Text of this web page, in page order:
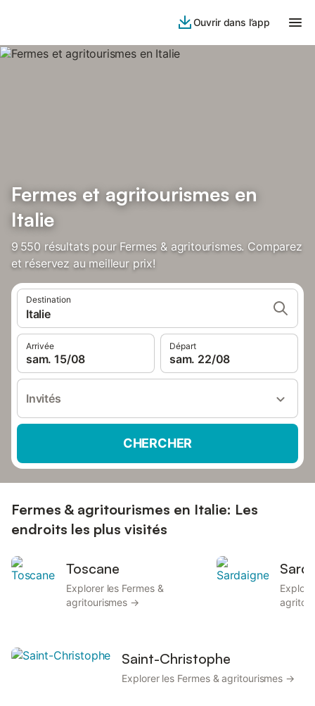
Ouvrir dans l’app
Fermes et agritourismes en
Italie
9 550 résultats pour Fermes & agritourismes. Comparez
et réservez au meilleur prix!
Destination
Italie
Arrivée
sam. 15/08
Départ
sam. 22/08
Invités
CHERCHER
Fermes & agritourismes en Italie: Les
endroits les plus visités
Toscane
Explorer les Fermes &
agritourismes →
Saint-Christophe
Explorer les Fermes & agritourismes →